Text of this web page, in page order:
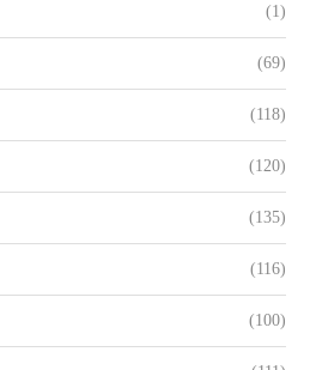
(1)
(69)
(118)
(120)
(135)
(116)
(100)